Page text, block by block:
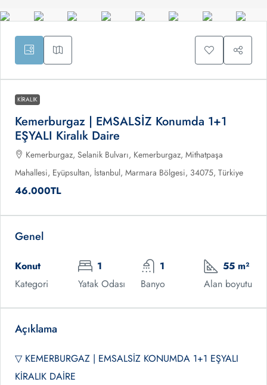
KIRALIK
Kemerburgaz | EMSALSİZ Konumda 1+1
EŞYALI Kiralık Daire
Kemerburgaz, Selanik Bulvarı, Kemerburgaz, Mithatpaşa
Mahallesi, Eyüpsultan, İstanbul, Marmara Bölgesi, 34075, Türkiye
46.000TL
Genel
Konut
Kategori
1
Yatak Odası
1
Banyo
55 m²
Alan boyutu
Açıklama
▽ KEMERBURGAZ | EMSALSİZ KONUMDA 1+1 EŞYALI
KİRALIK DAİRE